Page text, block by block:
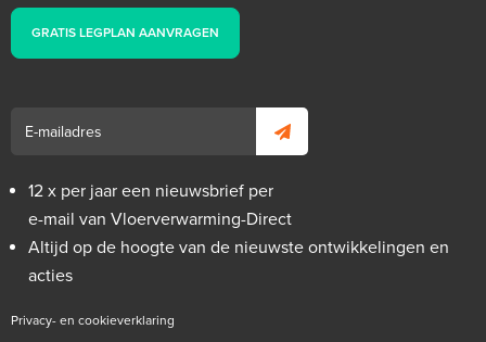
GRATIS LEGPLAN AANVRAGEN
12 x per jaar een nieuwsbrief per
e-mail van Vloerverwarming-Direct
Altijd op de hoogte van de nieuwste ontwikkelingen en
acties
Privacy- en cookieverklaring